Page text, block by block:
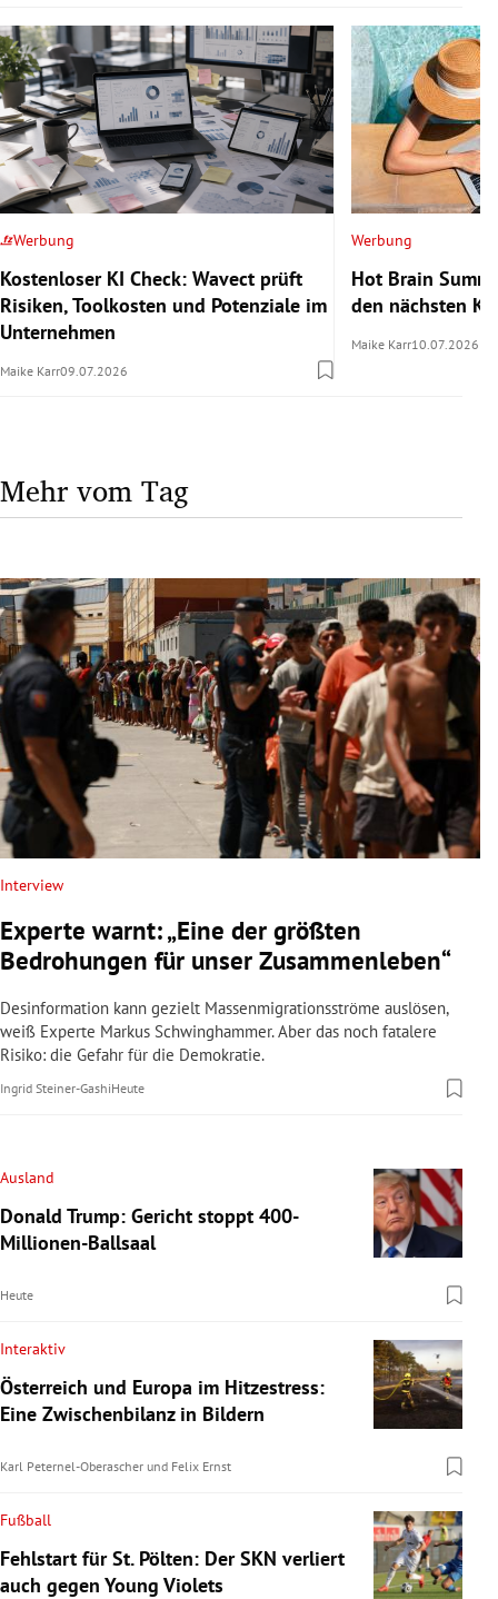
Werbung
Kostenloser KI Check: Wavect prüft
Risiken, Toolkosten und Potenziale im
Unternehmen
Maike Karr09.07.2026
Werbung
Hot Brain
den nächsten
Maike Karr10.07.2026
Mehr vom Tag
Interview
Experte warnt: „Eine der größten
Bedrohungen für unser Zusammenleben“
Desinformation kann gezielt Massenmigrationsströme auslösen,
weiß Experte Markus Schwinghammer. Aber das noch fatalere
Risiko: die Gefahr für die Demokratie.
Ingrid Steiner-GashiHeute
Ausland
Donald Trump: Gericht stoppt 400-
Millionen-Ballsaal
Heute
Interaktiv
Österreich und Europa im Hitzestress:
Eine Zwischenbilanz in Bildern
Karl Peternel-Oberascher und Felix Ernst
Fußball
Fehlstart für St. Pölten: Der SKN verliert
auch gegen Young Violets